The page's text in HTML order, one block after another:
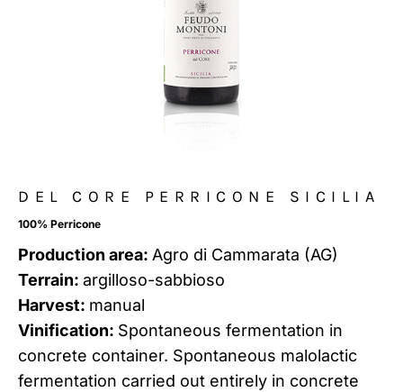
DEL CORE PERRICONE SICILIA
100% Perricone
Production area: Agro di Cammarata (AG)
Terrain: argilloso-sabbioso
Harvest: manual
Vinification: Spontaneous fermentation in
concrete container. Spontaneous malolactic
fermentation carried out entirely in concrete